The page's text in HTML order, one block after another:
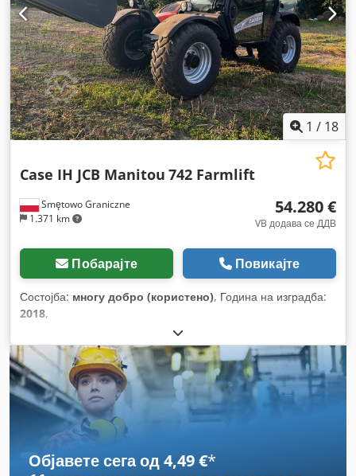
1 / 18
Smętowo Graniczne
1.371 km
Case IH JCB Manitou 742 Farmlift
54.280 €
VB додава се ДДВ
Побарајте Повикајте
Состојба: многу добро (користено), Година на изградба:
2018,
Објавете сега од 4,49 €*